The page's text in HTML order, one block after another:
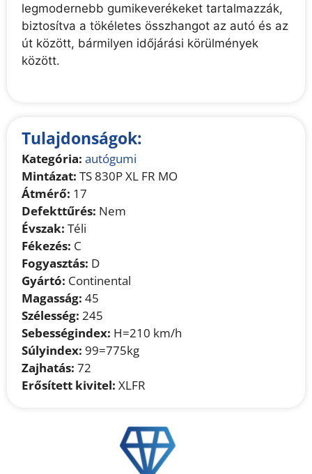
legmodernebb gumikeverékeket tartalmazzák,
biztosítva a tökéletes összhangot az autó és az
út között, bármilyen időjárási körülmények
között.
Tulajdonságok:
Kategória: autógumi
Mintázat: TS 830P XL FR MO
Átmérő: 17
Defekttűrés: Nem
Évszak: Téli
Fékezés: C
Fogyasztás: D
Gyártó: Continental
Magasság: 45
Szélesség: 245
Sebességindex: H=210 km/h
Súlyindex: 99=775kg
Zajhatás: 72
Erősített kivitel: XLFR